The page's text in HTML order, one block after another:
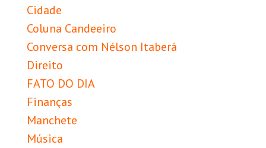
Cidade
Coluna Candeeiro
Conversa com Nélson Itaberá
Direito
FATO DO DIA
Finanças
Manchete
Música